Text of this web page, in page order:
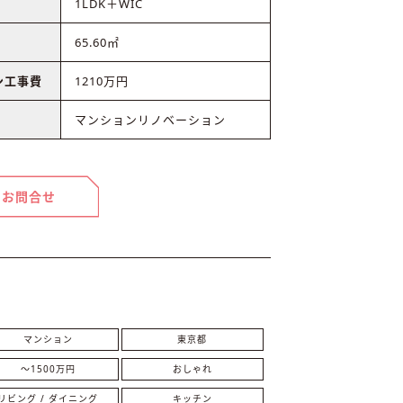
1LDK＋WIC
65.60㎡
工事費 1210万円
マンションリノベーション
お問合せ
マンション 東京都
～1500万円 おしゃれ
リビング / ダイニング キッチン